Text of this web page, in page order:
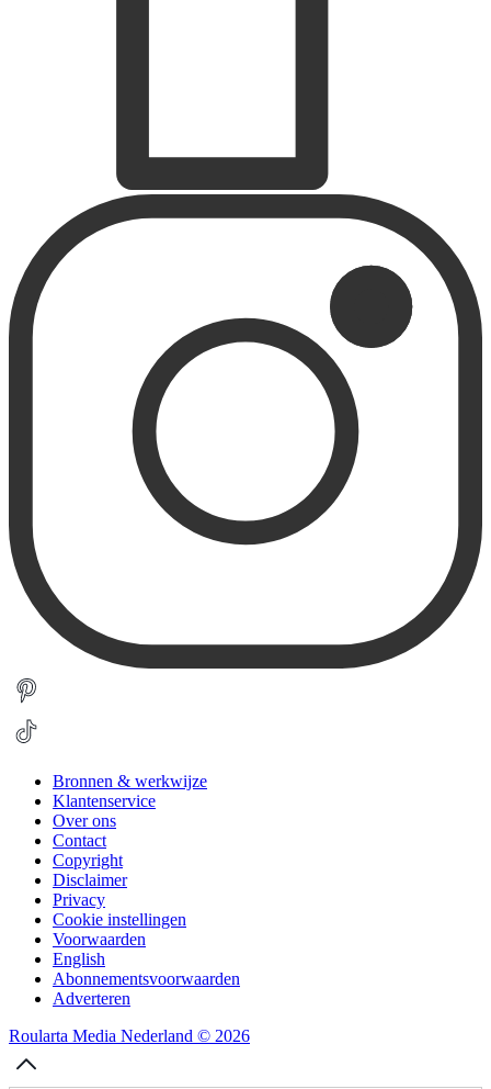
Bronnen & werkwijze
Klantenservice
Over ons
Contact
Copyright
Disclaimer
Privacy
Cookie instellingen
Voorwaarden
English
Abonnementsvoorwaarden
Adverteren
Roularta Media Nederland © 2026